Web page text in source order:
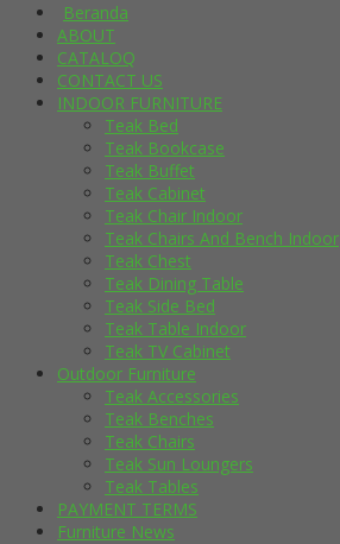
Beranda
ABOUT
CATALOQ
CONTACT US
INDOOR FURNITURE
Teak Bed
Teak Bookcase
Teak Buffet
Teak Cabinet
Teak Chair Indoor
Teak Chairs And Bench Indoor
Teak Chest
Teak Dining Table
Teak Side Bed
Teak Table Indoor
Teak TV Cabinet
Outdoor Furniture
Teak Accessories
Teak Benches
Teak Chairs
Teak Sun Loungers
Teak Tables
PAYMENT TERMS
Furniture News